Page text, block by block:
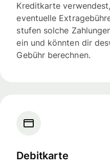
Kreditkarte
eventuelle
stufen solche
ein und könnten dir
Gebühr berechnen.
Debitkarte